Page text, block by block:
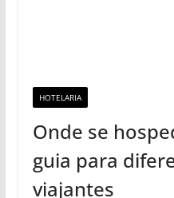
HOTELARIA
Onde se
guia para
viajantes